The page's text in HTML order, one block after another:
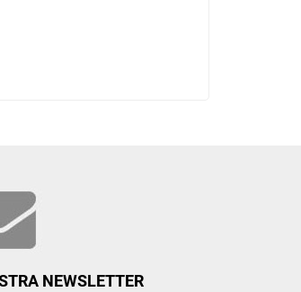
NEWSLETTER